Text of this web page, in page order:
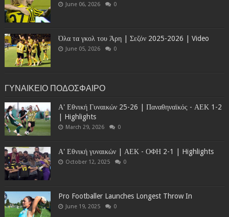
June 06, 2026 0
Όλα τα γκολ του Άρη | Σεζόν 2025-2026 | Video
June 05, 2026 0
ΓΥΝΑΙΚΕΙΟ ΠΟΔΟΣΦΑΙΡΟ
Α' Εθνική Γυναικών 25-26 | Παναθηναϊκός - ΑΕΚ 1-2
| Highlights
March 29, 2026 0
Α' Εθνική γυναικών | ΑΕΚ - ΟΦΗ 2-1 | Highlights
October 12, 2025 0
Pro Footballer Launches Longest Throw In
June 19, 2025 0